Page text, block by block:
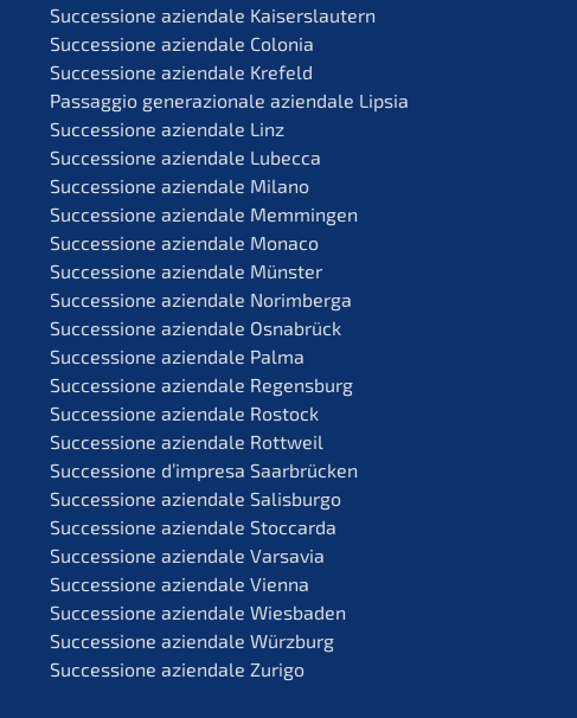
Succes­sio­ne aziend­a­le Kaiserslautern
Succes­sio­ne aziend­a­le Colonia
Succes­sio­ne aziend­a­le Krefeld
Passag­gio genera­zio­na­le aziend­a­le Lipsia
Succes­sio­ne aziend­a­le Linz
Succes­sio­ne aziend­a­le Lubecca
Succes­sio­ne aziend­a­le Milano
Succes­sio­ne aziend­a­le Memmingen
Succes­sio­ne aziend­a­le Monaco
Succes­sio­ne aziend­a­le Münster
Succes­sio­ne aziend­a­le Norimberga
Succes­sio­ne aziend­a­le Osnabrück
Succes­sio­ne aziend­a­le Palma
Succes­sio­ne aziend­a­le Regensburg
Succes­sio­ne aziend­a­le Rostock
Succes­sio­ne aziend­a­le Rottweil
Succes­sio­ne d’impre­sa Saarbrücken
Succes­sio­ne aziend­a­le Salisburgo
Succes­sio­ne aziend­a­le Stoccarda
Succes­sio­ne aziend­a­le Varsavia
Succes­sio­ne aziend­a­le Vienna
Succes­sio­ne aziend­a­le Wiesbaden
Succes­sio­ne aziend­a­le Würzburg
Succes­sio­ne aziend­a­le Zurigo